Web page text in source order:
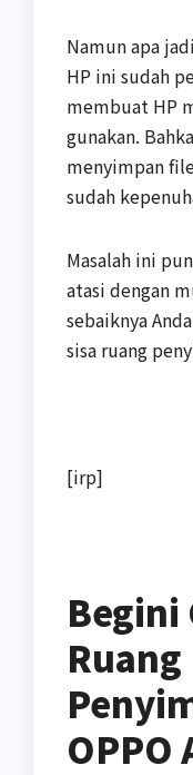
Namun apa
HP ini sudah
membuat HP
gunakan.
menyimpan
sudah
Masalah ini
atasi dengan
sebaiknya
sisa ruang
[irp]
Begini
Ruang
OPPO